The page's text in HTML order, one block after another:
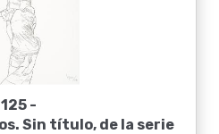
125 -
Sin título, de la serie